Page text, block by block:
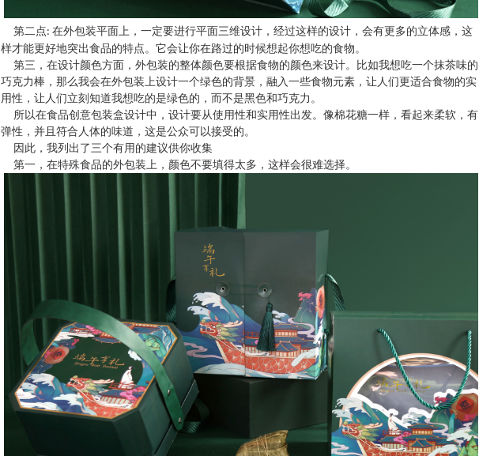
第二点: 在外包装平面上，一定要进行平面三维设计，经过这样的设计，会有更多的立体感，这
样才能更好地突出食品的特点。它会让你在路过的时候想起你想吃的食物。
第三，在设计颜色方面，外包装的整体颜色要根据食物的颜色来设计。比如我想吃一个抹茶味的
巧克力棒，那么我会在外包装上设计一个绿色的背景，融入一些食物元素，让人们更适合食物的实
用性，让人们立刻知道我想吃的是绿色的，而不是黑色和巧克力。
所以在食品创意包装盒设计中，设计要从使用性和实用性出发。像棉花糖一样，看起来柔软，有
弹性，并且符合人体的味道，这是公众可以接受的。
因此，我列出了三个有用的建议供你收集
第一，在特殊食品的外包装上，颜色不要填得太多，这样会很难选择。